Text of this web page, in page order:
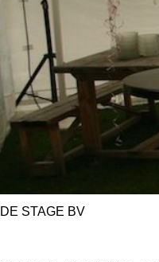
DE STAGE BV